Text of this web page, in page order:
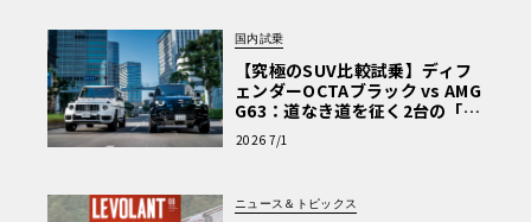
国内試乗
【究極のSUV比較試乗】ディフ
ェンダーOCTAブラック vs AMG
G63：道なき道を征く2台の「対
極的アプローチ」
2026 7/1
ニュース＆トピックス